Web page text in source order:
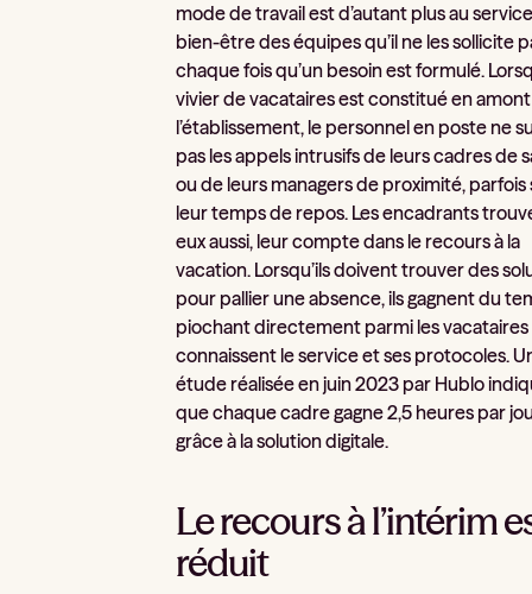
mode de travail est d’autant plus au
bien-être des équipes qu’il ne les sollicite
chaque fois qu’un besoin est formulé.
vivier de vacataires est constitué en
l’établissement, le personnel en poste ne
pas les appels intrusifs de leurs cadres de
ou de leurs managers de proximité, parfois
leur temps de repos. Les encadrants
eux aussi, leur compte dans le recours à la
vacation. Lorsqu’ils doivent trouver des
pour pallier une absence, ils gagnent du
piochant directement parmi les
connaissent le service et ses protocoles.
étude réalisée en juin 2023 par Hublo
que chaque cadre gagne 2,5 heures par
grâce à la solution digitale.
Le recours à l’intérim
réduit